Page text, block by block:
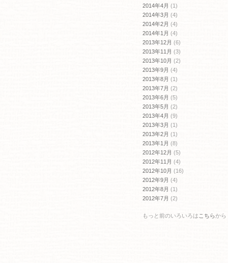
2014年4月 (1)
2014年3月 (4)
2014年2月 (4)
2014年1月 (4)
2013年12月 (6)
2013年11月 (3)
2013年10月 (2)
2013年9月 (4)
2013年8月 (1)
2013年7月 (2)
2013年6月 (5)
2013年5月 (2)
2013年4月 (9)
2013年3月 (1)
2013年2月 (1)
2013年1月 (8)
2012年12月 (5)
2012年11月 (4)
2012年10月 (16)
2012年9月 (4)
2012年8月 (1)
2012年7月 (2)
もっと前のいろいろは こちらから